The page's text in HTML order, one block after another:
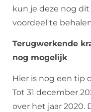
kun je deze nog
voordeel te
Terugwerkende
nog mogelijk
Hier is nog een tip
Tot 31 december
over het jaar 2020.